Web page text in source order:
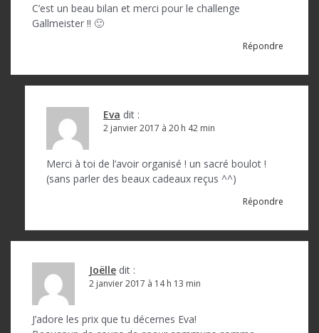
C’est un beau bilan et merci pour le challenge
Gallmeister !! 🙂
Répondre
Eva dit :
2 janvier 2017 à 20 h 42 min
Merci à toi de l’avoir organisé ! un sacré boulot !
(sans parler des beaux cadeaux reçus ^^)
Répondre
Joëlle dit :
2 janvier 2017 à 14 h 13 min
J’adore les prix que tu décernes Eva!